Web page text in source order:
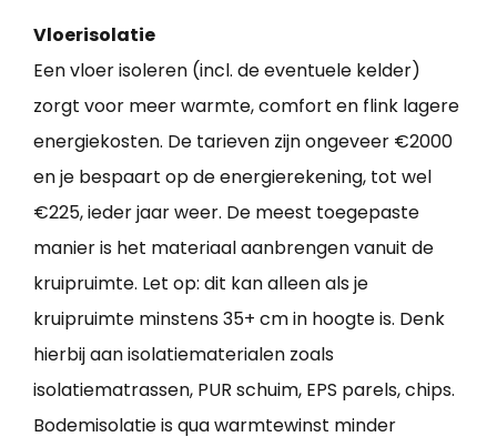
Vloerisolatie
Een vloer isoleren (incl. de eventuele kelder)
zorgt voor meer warmte, comfort en flink lagere
energiekosten. De tarieven zijn ongeveer €2000
en je bespaart op de energierekening, tot wel
€225, ieder jaar weer. De meest toegepaste
manier is het materiaal aanbrengen vanuit de
kruipruimte. Let op: dit kan alleen als je
kruipruimte minstens 35+ cm in hoogte is. Denk
hierbij aan isolatiematerialen zoals
isolatiematrassen, PUR schuim, EPS parels, chips.
Bodemisolatie is qua warmtewinst minder